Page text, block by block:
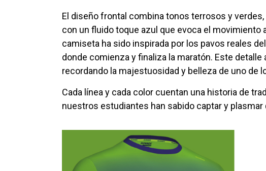
El diseño frontal combina tonos terrosos y
con un fluido toque azul que evoca el movimiento
camiseta ha sido inspirada por los pavos reales
donde comienza y finaliza la maratón. Este detalle
recordando la majestuosidad y belleza de uno de
Cada línea y cada color cuentan una historia de
nuestros estudiantes han sabido captar y